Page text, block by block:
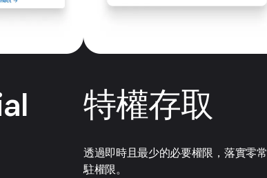
特權存取
透過即時且最少的必要權限，落實零常
駐權限。